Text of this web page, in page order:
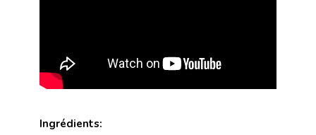
Ingrédients: